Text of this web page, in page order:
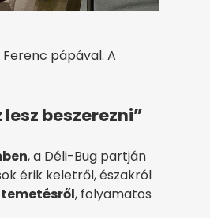
pápával. A
beszerezni”
, a Déli-Bug partján
érik keletről, északról
, folyamatos